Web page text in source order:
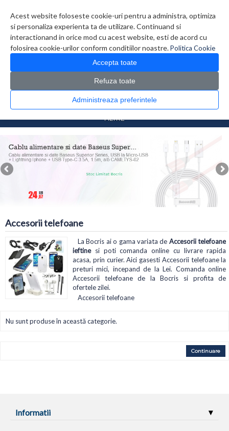
Acest website foloseste cookie-uri pentru a administra, optimiza
si personaliza experienta ta de utilizare. Continuand si
interactionand in orice mod cu acest website, esti de acord cu
folosirea cookie-urilor conform conditiilor noastre.Politica Cookie
Accepta toate
Refuza toate
Administreaza preferintele
0 produs(e)
CATALOG PRODUSE
> Accesorii telefoane
FILTRE
Accesorii telefoane
La Bocris ai o gama variata de Accesorii telefoane
ieftinesi poti comanda online cu livrare rapida
acasa, prin curier. Aici gasesti Accesorii telefoane la
preturi mici, incepand de la Lei. Comanda online
Accesorii telefoane de la Bocris si profita de
ofertele zilei.
Accesorii telefoane
Nu sunt produse în această categorie.
Continuare
Informatii